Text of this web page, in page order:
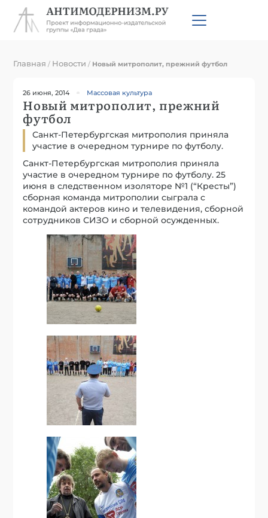
Главная / Новости / Новый митрополит, прежний футбол
26 июня, 2014 Массовая культура
Новый митрополит, прежний
футбол
Санкт-Петербургская митрополия приняла
участие в очередном турнире по футболу.
Санкт-Петербургская митрополия приняла
участие в очередном турнире по футболу. 25
июня в следственном изоляторе №1 (“Кресты”)
сборная команда митрополии сыграла с
командой актеров кино и телевидения, сборной
сотрудников СИЗО и сборной осужденных.